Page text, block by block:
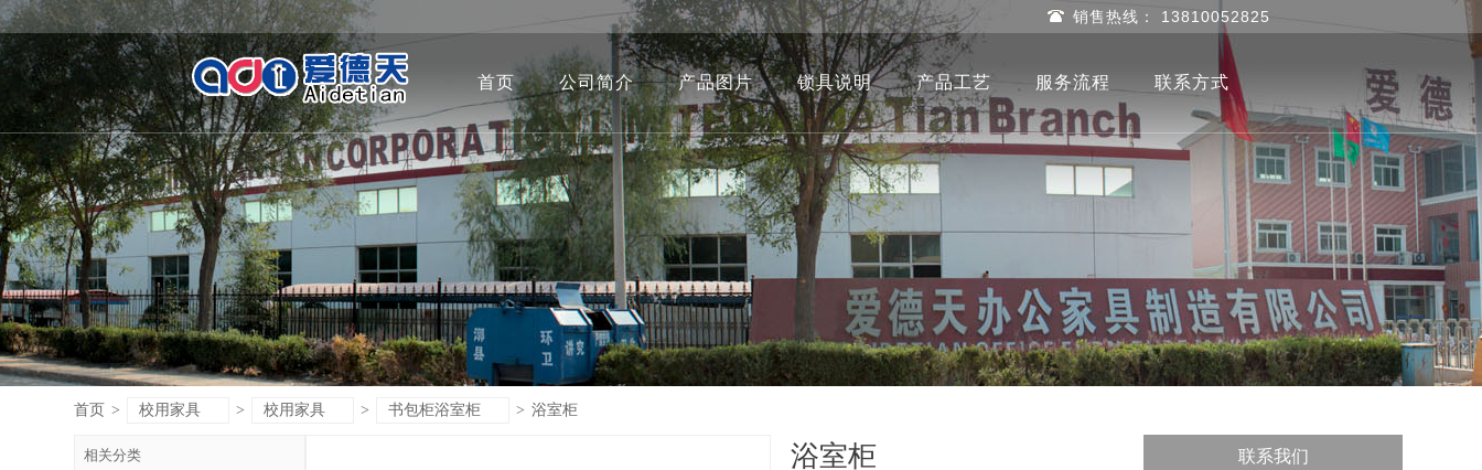
销售热线： 13810052825
首页 公司简介 产品图片 锁具说明 产品工艺 服务流程 联系方式
首页 > 校用家具 > 校用家具 > 书包柜浴室柜 > 浴室柜
相关分类 浴室柜 联系我们